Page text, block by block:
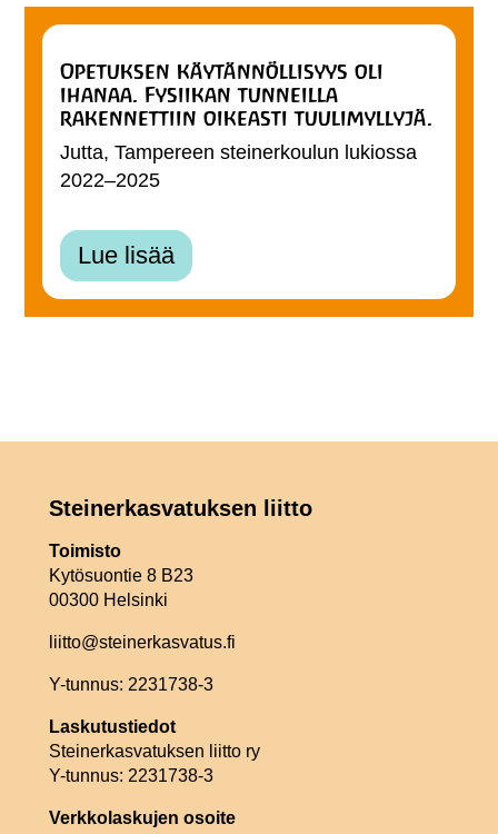
Opetuksen käytännöllisyys oli
ihanaa. Fysiikan tunneilla
rakennettiin oikeasti tuulimyllyjä.
Jutta, Tampereen steinerkoulun lukiossa
2022–2025
Lue lisää
Steinerkasvatuksen liitto
Toimisto
Kytösuontie 8 B23
00300 Helsinki
liitto@steinerkasvatus.fi
Y-tunnus: 2231738-3
Laskutustiedot
Steinerkasvatuksen liitto ry
Y-tunnus: 2231738-3
Verkkolaskujen osoite